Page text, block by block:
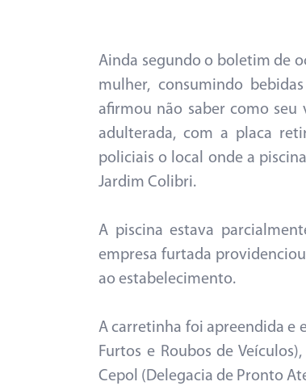
Ainda segundo o boletim de
mulher, consumindo
afirmou não saber como
adulterada, com a placa
policiais o local onde a
Jardim Colibri.
A piscina estava
empresa furtada
ao estabelecimento.
A carretinha foi apreendida e
Furtos e Roubos de
Cepol (Delegacia de Pronto